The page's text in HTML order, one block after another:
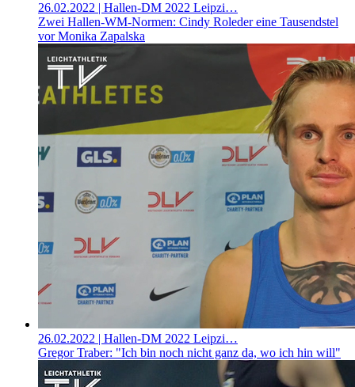
26.02.2022 | Hallen-DM 2022 Leipzi…
Zwei Hallen-WM-Normen: Cindy Roleder eine Tausendstel
vor Monika Zapalska
26.02.2022 | Hallen-DM 2022 Leipzi…
Gregor Traber: "Ich bin noch nicht ganz da, wo ich hin will"